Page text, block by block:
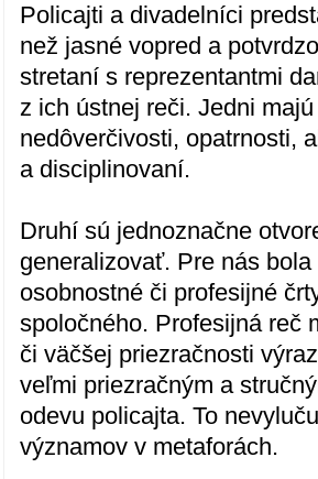
Policajti a divadelníci
než jasné vopred a
stretaní s reprezentantmi
z ich ústnej reči. Jedni
nedôverčivosti, opatrnosti,
a disciplinovaní.
Druhí sú jednoznačne
generalizovať. Pre nás
osobnostné či profesijné
spoločného. Profesijná reč
či väčšej priezračnosti
veľmi priezračným a
odevu policajta. To
významov v metaforách.